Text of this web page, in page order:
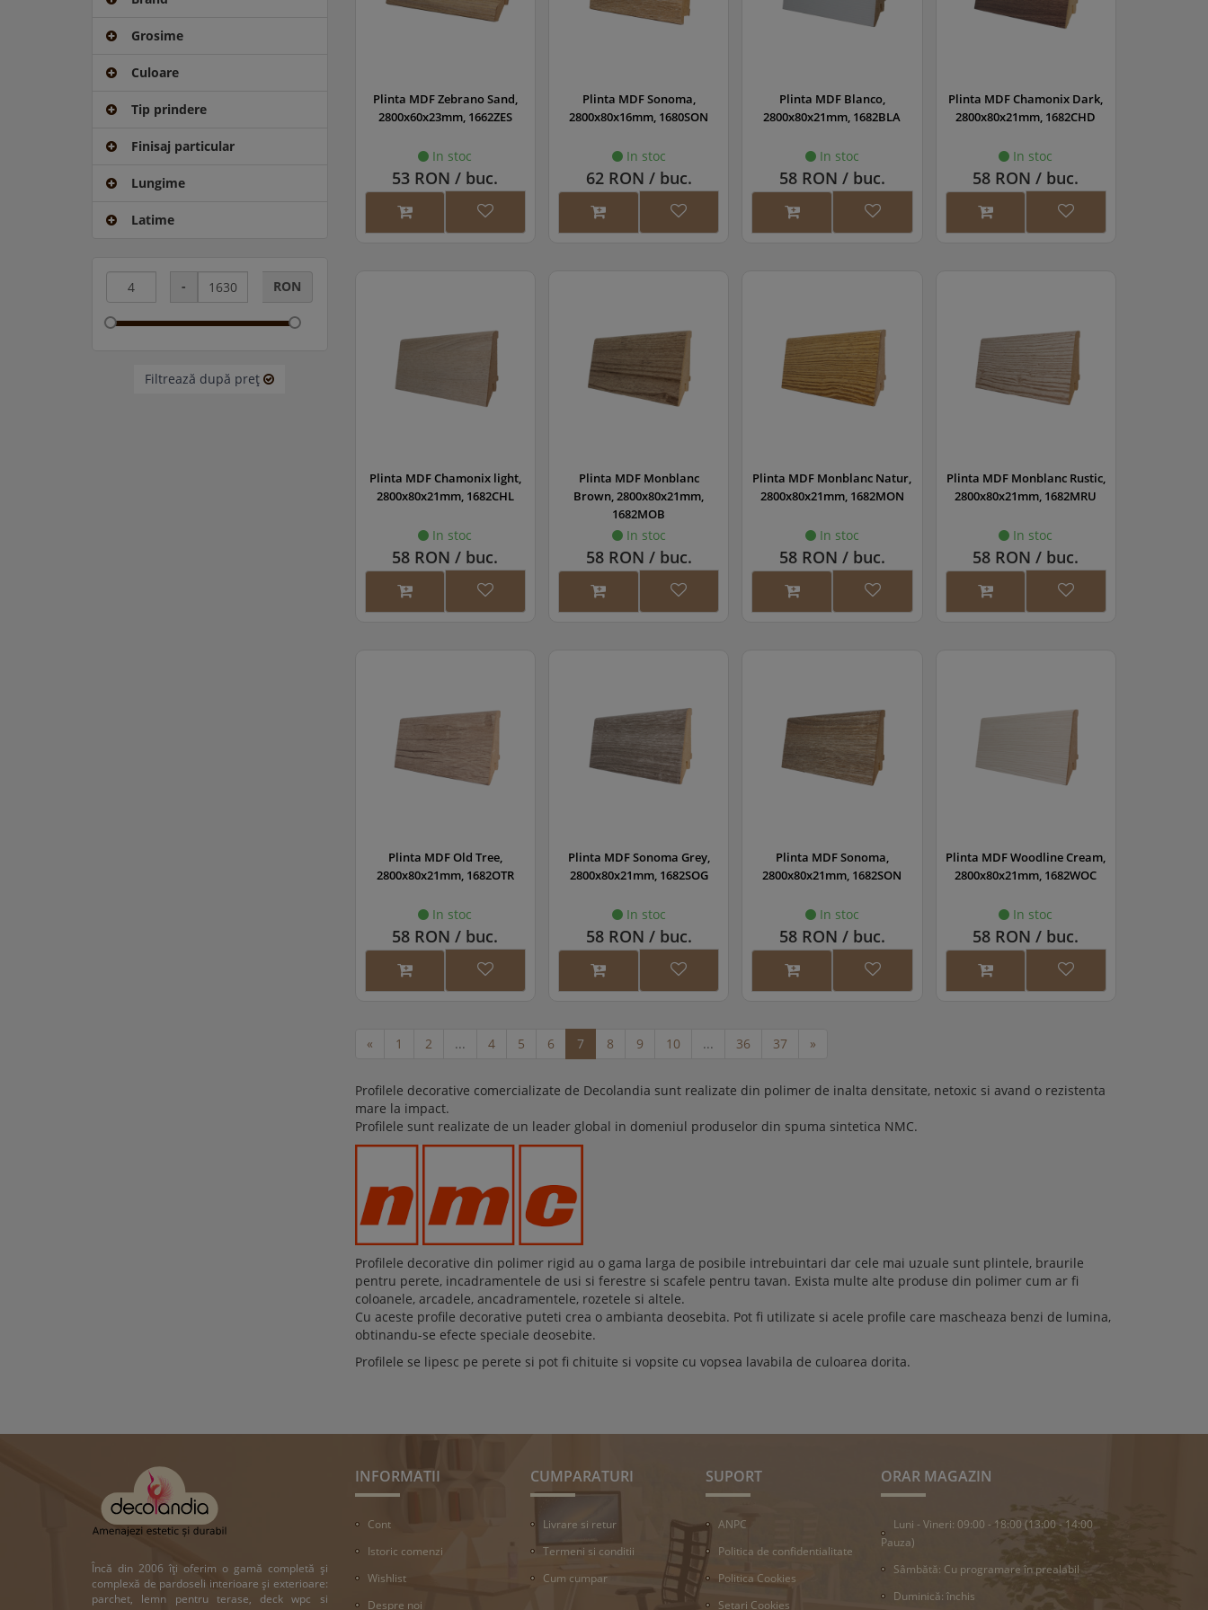
Grosime
Culoare
Tip prindere
Finisaj particular
Lungime
Latime
- RON
Filtrează după preţ
Plinta MDF Zebrano Sand,
2800x60x23mm, 1662ZES
In stoc
53 RON / buc.
Plinta MDF Sonoma,
2800x80x16mm, 1680SON
In stoc
62 RON / buc.
Plinta MDF Blanco,
2800x80x21mm, 1682BLA
In stoc
58 RON / buc.
Plinta MDF Chamonix Dark,
2800x80x21mm, 1682CHD
In stoc
58 RON / buc.
Plinta MDF Chamonix light,
2800x80x21mm, 1682CHL
In stoc
58 RON / buc.
Plinta MDF Monblanc
Brown, 2800x80x21mm,
1682MOB
In stoc
58 RON / buc.
Plinta MDF Monblanc Natur,
2800x80x21mm, 1682MON
In stoc
58 RON / buc.
Plinta MDF Monblanc Rustic,
2800x80x21mm, 1682MRU
In stoc
58 RON / buc.
Plinta MDF Old Tree,
2800x80x21mm, 1682OTR
In stoc
58 RON / buc.
Plinta MDF Sonoma Grey,
2800x80x21mm, 1682SOG
In stoc
58 RON / buc.
Plinta MDF Sonoma,
2800x80x21mm, 1682SON
In stoc
58 RON / buc.
Plinta MDF Woodline Cream,
2800x80x21mm, 1682WOC
In stoc
58 RON / buc.
« 1 2 ... 4 5 6 7 8 9 10 ... 36 37 »
Profilele decorative comercializate de Decolandia sunt realizate din polimer de inalta densitate, netoxic si avand o rezistenta
mare la impact.
Profilele sunt realizate de un leader global in domeniul produselor din spuma sintetica NMC.
Profilele decorative din polimer rigid au o gama larga de posibile intrebuintari dar cele mai uzuale sunt plintele, braurile
pentru perete, incadramentele de usi si ferestre si scafele pentru tavan. Exista multe alte produse din polimer cum ar fi
coloanele, arcadele, ancadramentele, rozetele si altele.
Cu aceste profile decorative puteti crea o ambianta deosebita. Pot fi utilizate si acele profile care mascheaza benzi de lumina,
obtinandu-se efecte speciale deosebite.
Profilele se lipesc pe perete si pot fi chituite si vopsite cu vopsea lavabila de culoarea dorita.
Încă din 2006 îți oferim o gamă completă și
complexă de pardoseli interioare și exterioare:
parchet, lemn pentru terase, deck wpc si
INFORMATII
Cont
Istoric comenzi
Wishlist
Despre noi
CUMPARATURI
Livrare si retur
Termeni si conditii
Cum cumpar
SUPORT
ANPC
Politica de confidentialitate
Politica Cookies
Setari Cookies
ORAR MAGAZIN
Luni - Vineri: 09:00 - 18:00 (13:00 - 14:00
Pauza)
Sâmbătă: Cu programare în prealabil
Duminică: închis